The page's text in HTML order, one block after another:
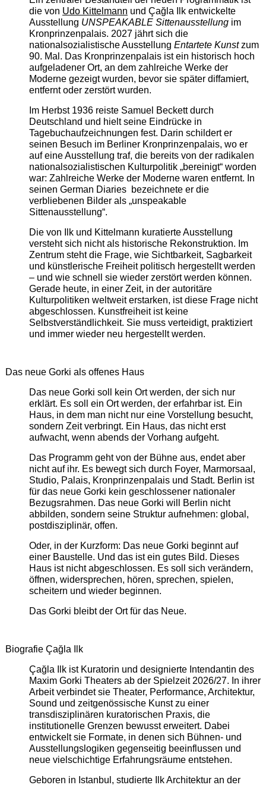
die von Udo Kittelmann und Çağla Ilk entwickelte
Ausstellung UNSPEAKABLE Sittenausstellungim
Kronprinzenpalais. 2027 jährt sich die
nationalsozialistische Ausstellung Entartete Kunstzum
90. Mal. Das Kronprinzenpalais ist ein historisch hoch
aufgeladener Ort, an dem zahlreiche Werke der
Moderne gezeigt wurden, bevor sie später diffamiert,
entfernt oder zerstört wurden.
Im Herbst 1936 reiste Samuel Beckett durch
Deutschland und hielt seine Eindrücke in
Tagebuchaufzeichnungen fest. Darin schildert er
seinen Besuch im Berliner Kronprinzenpalais, wo er
auf eine Ausstellung traf, die bereits von der radikalen
nationalsozialistischen Kulturpolitik „bereinigt“ worden
war: Zahlreiche Werke der Moderne waren entfernt. In
seinen German Diaries bezeichnete er die
verbliebenen Bilder als „unspeakable
Sittenausstellung“.
Die von Ilk und Kittelmann kuratierte Ausstellung
versteht sich nicht als historische Rekonstruktion. Im
Zentrum steht die Frage, wie Sichtbarkeit, Sagbarkeit
und künstlerische Freiheit politisch hergestellt werden
– und wie schnell sie wieder zerstört werden können.
Gerade heute, in einer Zeit, in der autoritäre
Kulturpolitiken weltweit erstarken, ist diese Frage nicht
abgeschlossen. Kunstfreiheit ist keine
Selbstverständlichkeit. Sie muss verteidigt, praktiziert
und immer wieder neu hergestellt werden.
Das neue Gorki als offenes Haus
Das neue Gorki soll kein Ort werden, der sich nur
erklärt. Es soll ein Ort werden, der erfahrbar ist. Ein
Haus, in dem man nicht nur eine Vorstellung besucht,
sondern Zeit verbringt. Ein Haus, das nicht erst
aufwacht, wenn abends der Vorhang aufgeht.
Das Programm geht von der Bühne aus, endet aber
nicht auf ihr. Es bewegt sich durch Foyer, Marmorsaal,
Studio, Palais, Kronprinzenpalais und Stadt. Berlin ist
für das neue Gorki kein geschlossener nationaler
Bezugsrahmen. Das neue Gorki will Berlin nicht
abbilden, sondern seine Struktur aufnehmen: global,
postdisziplinär, offen.
Oder, in der Kurzform: Das neue Gorki beginnt auf
einer Baustelle. Und das ist ein gutes Bild. Dieses
Haus ist nicht abgeschlossen. Es soll sich verändern,
öffnen, widersprechen, hören, sprechen, spielen,
scheitern und wieder beginnen.
Das Gorki bleibt der Ort für das Neue.
Biografie Çağla Ilk
Çağla Ilk ist Kuratorin und designierte Intendantin des
Maxim Gorki Theaters ab der Spielzeit 2026/27. In ihrer
Arbeit verbindet sie Theater, Performance, Architektur,
Sound und zeitgenössische Kunst zu einer
transdisziplinären kuratorischen Praxis, die
institutionelle Grenzen bewusst erweitert. Dabei
entwickelt sie Formate, in denen sich Bühnen- und
Ausstellungslogiken gegenseitig beeinflussen und
neue vielschichtige Erfahrungsräume entstehen.
Geboren in Istanbul, studierte Ilk Architektur an der